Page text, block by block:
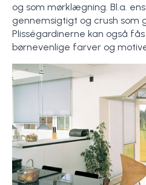
og som mørklægning. Bl.a.
gennemsigtigt og crush som
Plisségardinerne kan også
børnevenlige farver og